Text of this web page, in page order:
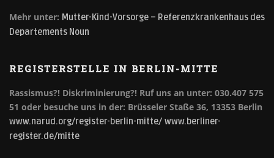
Mehr unter: Mutter-Kind-Vorsorge – Referenzkrankenhaus des
Departements Noun
REGISTERSTELLE IN BERLIN-MITTE
Rassismus?! Diskriminierung?! Ruf uns an unter: 030.407 575
51 oder besuche uns in der: Brüsseler Staße 36, 13353 Berlin
www.narud.org/register-berlin-mitte/ www.berliner-
register.de/mitte